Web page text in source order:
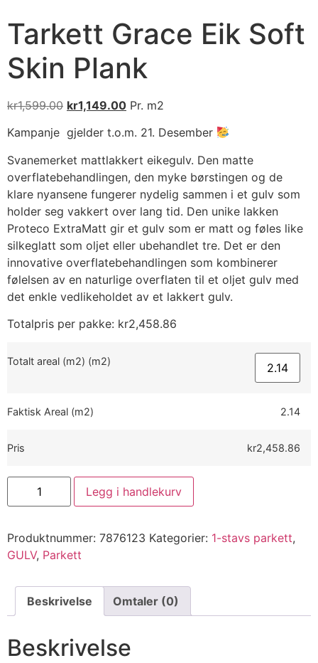
Tarkett Grace Eik Soft
Skin Plank
kr1,599.00 kr1,149.00 Pr. m2
Kampanje gjelder t.o.m. 21. Desember
Svanemerket mattlakkert eikegulv. Den matte
overflatebehandlingen, den myke børstingen og de
klare nyansene fungerer nydelig sammen i et gulv som
holder seg vakkert over lang tid. Den unike lakken
Proteco ExtraMatt gir et gulv som er matt og føles like
silkeglatt som oljet eller ubehandlet tre. Det er den
innovative overflatebehandlingen som kombinerer
følelsen av en naturlige overflaten til et oljet gulv med
det enkle vedlikeholdet av et lakkert gulv.
Totalpris per pakke: kr2,458.86
Totalt areal (m2) (m2)
Faktisk Areal (m2) 2.14
Pris kr2,458.86
Legg i handlekurv
Produktnummer: 7876123 Kategorier: 1-stavs parkett,
GULV, Parkett
Beskrivelse Omtaler (0)
Beskrivelse